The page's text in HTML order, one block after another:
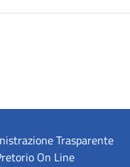
Trasparente
On Line